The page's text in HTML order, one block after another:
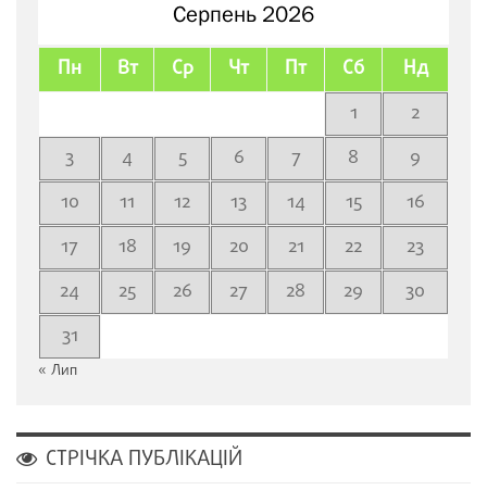
Серпень 2026
Пн Вт Ср Чт Пт Сб Нд
1
2
3
4 5 6 7 8
9
10
11 12 13 14 15
16
17
18 19 20 21 22
23
24
25 26 27 28 29
30
31
« Лип
СТРІЧКА ПУБЛІКАЦІЙ